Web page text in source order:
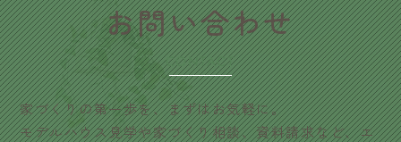
​お問い合わせ
CONTACT
家づくりの第一歩を、まずはお気軽に。
モデルハウス見学や家づくり相談、資料請求など、エ